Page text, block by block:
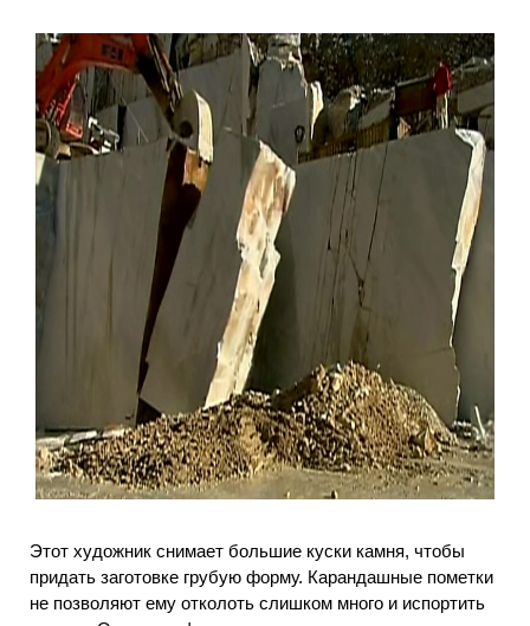
Этот художник снимает большие куски камня, чтобы
придать заготовке грубую форму. Карандашные пометки
не позволяют ему отколоть слишком много и испортить